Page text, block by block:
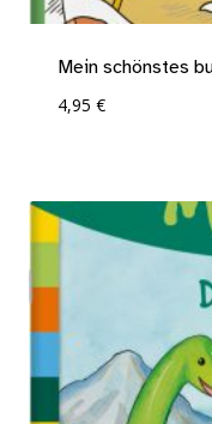
Mein schönstes
4,95 €